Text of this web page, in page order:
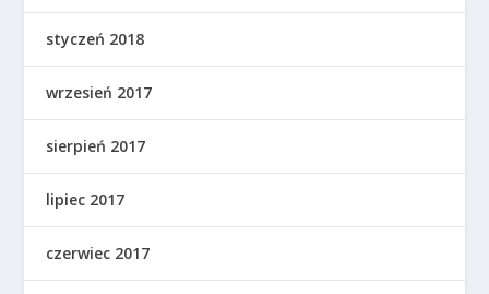
styczeń 2018
wrzesień 2017
sierpień 2017
lipiec 2017
czerwiec 2017